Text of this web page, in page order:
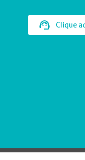
Clique